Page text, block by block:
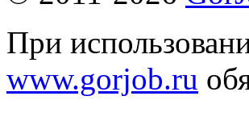
При
www.gorjob.ru